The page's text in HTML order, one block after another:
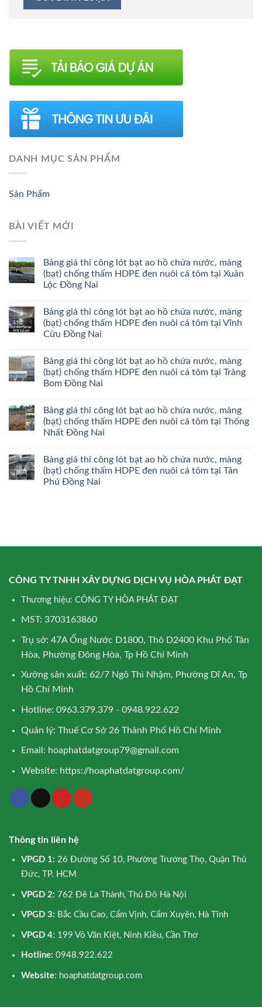
DANH MỤC SẢN PHẨM
Sản Phẩm
BÀI VIẾT MỚI
Bảng giá thi công lót bạt ao hồ chứa nước, màng
(bạt) chống thấm HDPE đen nuôi cá tôm tại Xuân
Lộc Đồng Nai
Bảng giá thi công lót bạt ao hồ chứa nước, màng
(bạt) chống thấm HDPE đen nuôi cá tôm tại Vĩnh
Cửu Đồng Nai
Bảng giá thi công lót bạt ao hồ chứa nước, màng
(bạt) chống thấm HDPE đen nuôi cá tôm tại Trảng
Bom Đồng Nai
Bảng giá thi công lót bạt ao hồ chứa nước, màng
(bạt) chống thấm HDPE đen nuôi cá tôm tại Thống
Nhất Đồng Nai
Bảng giá thi công lót bạt ao hồ chứa nước, màng
(bạt) chống thấm HDPE đen nuôi cá tôm tại Tân
Phú Đồng Nai
CÔNG TY TNHH XÂY DỰNG DỊCH VỤ HÒA PHÁT ĐẠT
Thương hiệu: CÔNG TY HÒA PHÁT ĐẠT
MST: 3703163860
Trụ sở: 47A Ống Nước D1800, Thô D2400 Khu Phố Tân
Hòa, Phường Đông Hòa, Tp Hồ Chí Minh
Xưởng sản xuất: 62/7 Ngô Thì Nhậm, Phường Dĩ An, Tp
Hồ Chí Minh
Hotline: 0963.379.379 - 0948.922.622
Quản lý: Thuế Cơ Sở 26 Thành Phố Hồ Chí Minh
Email: hoaphatdatgroup79@gmail.com
Website: https://hoaphatdatgroup.com/
Thông tin liên hệ
VPGD 1: 26 Đường Số 10, Phường Trường Thọ, Quận Thủ
Đức, TP. HCM
VPGD 2: 762 Đê La Thành, Thủ Đô Hà Nội
VPGD 3: Bắc Cầu Cao, Cẩm Vịnh, Cẩm Xuyên, Hà Tĩnh
VPGD 4: 199 Võ Văn Kiệt, Ninh Kiều, Cần Thơ
Hotline: 0948.922.622
Website: hoaphatdatgroup.com